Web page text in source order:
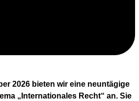
2026 bieten wir eine neuntägige
„Internationales Recht“ an. Sie